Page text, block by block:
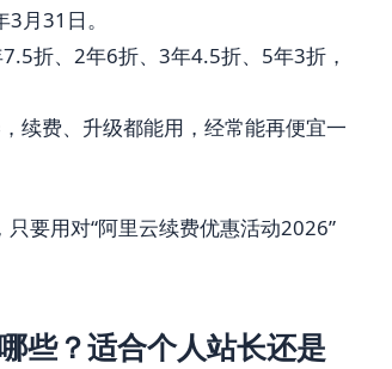
月31日。
折、2年6折、3年4.5折、5年3折，
续费、升级都能用，经常能再便宜一
要用对“阿里云续费优惠活动2026”
些？适合个人站长还是